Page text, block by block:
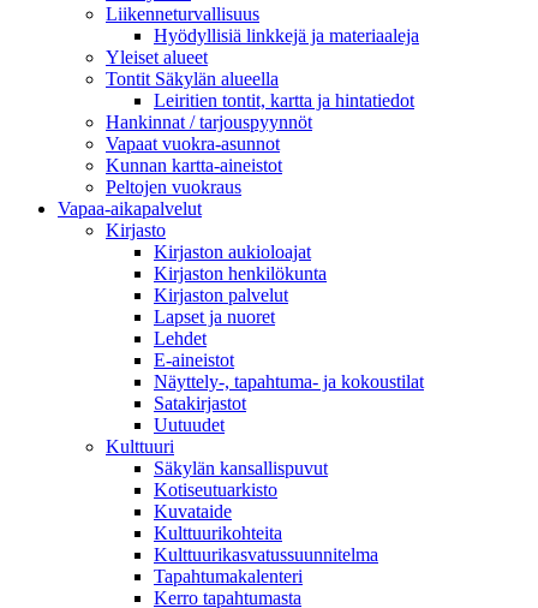
Liikenneturvallisuus
Hyödyllisiä linkkejä ja materiaaleja
Yleiset alueet
Tontit Säkylän alueella
Leiritien tontit, kartta ja hintatiedot
Hankinnat / tarjouspyynnöt
Vapaat vuokra-asunnot
Kunnan kartta-aineistot
Peltojen vuokraus
Vapaa-aika­palvelut
Kirjasto
Kirjaston aukioloajat
Kirjaston henkilökunta
Kirjaston palvelut
Lapset ja nuoret
Lehdet
E-aineistot
Näyttely-, tapahtuma- ja kokoustilat
Satakirjastot
Uutuudet
Kulttuuri
Säkylän kansallispuvut
Kotiseutuarkisto
Kuvataide
Kulttuurikohteita
Kulttuurikasvatussuunnitelma
Tapahtumakalenteri
Kerro tapahtumasta